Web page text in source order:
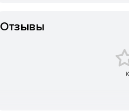
клиентские и серверные машины,
на выбранные компьютеры, и для
ним будут регулярно приходить
Отзывы